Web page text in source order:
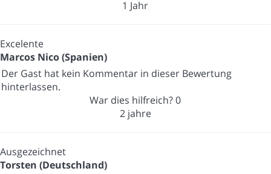
1 Jahr
Excelente
Marcos Nico (Spanien)
Der Gast hat kein Kommentar in dieser Bewertung
hinterlassen.
War dies hilfreich?0
2 jahre
Ausgezeichnet
Torsten (Deutschland)